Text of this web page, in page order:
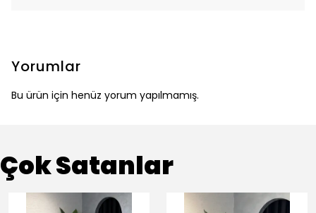
Yorumlar
Bu ürün için henüz yorum yapılmamış.
Çok Satanlar